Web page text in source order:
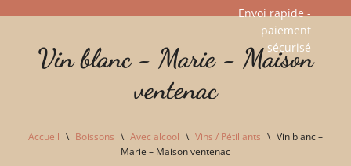
Envoi rapide -
paiement
sécurisé​
Vin blanc - Marie - Maison
ventenac
Accueil \ Boissons \ Avec alcool \ Vins / Pétillants \ Vin blanc –
Marie – Maison ventenac